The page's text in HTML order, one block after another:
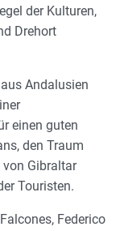
der Kulturen,
Drehort
Andalusien
einen guten
den Traum
Gibraltar
Touristen.
Federico